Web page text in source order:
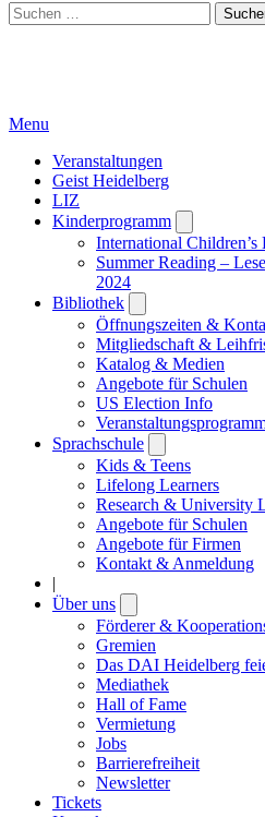
Suchen
nach:
Menu
Veranstaltungen
Geist Heidelberg
LIZ
Kinderprogramm
submenu
International Children’s
Summer Reading –
2024
Bibliothek
submenu
Öffnungszeiten &
Mitgliedschaft &
Katalog & Medien
Angebote für Schulen
US Election Info
Sprachschule
submenu
Kids & Teens
Lifelong Learners
Research & University
Angebote für Schulen
Angebote für Firmen
Kontakt & Anmeldung
|
Über uns
submenu
Förderer &
Gremien
Das DAI Heidelberg
Mediathek
Hall of Fame
Vermietung
Jobs
Barrierefreiheit
Newsletter
Tickets